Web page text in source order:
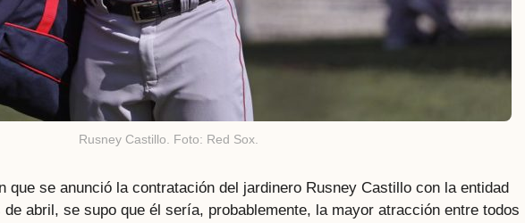
Rusney Castillo. Foto: Red Sox.
que se anunció la contratación del jardinero Rusney Castillo con la entidad
abril, se supo que él sería, probablemente, la mayor atracción entre todos